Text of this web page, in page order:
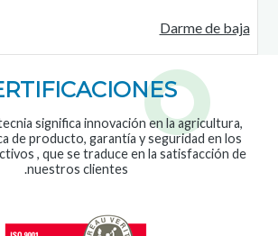
Darme de baja
significa innovación en la agricultura,
de producto, garantía y seguridad en los
, que se traduce en la satisfacción de
nuestros clientes.